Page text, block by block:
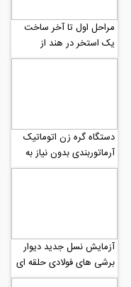
مراحل اول تا آخر ساخت
یک استخر در هند از
کودبرداری، دیوار چینی،
دستگاه گره زن اتوماتیک
آرماتوربندی بدون نیاز به
تعمیر نگهداری و برق به نام
آزمایش نسل جدید دیوار
برشی های فولادی حلقه ای
شکل با کارایی بالاتر نسبت